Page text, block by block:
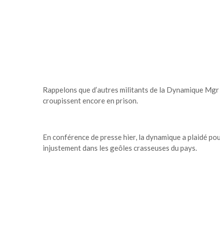
Rappelons que d’autres militants de la Dynamique
croupissent encore en prison.
En conférence de presse hier, la dynamique a plaidé
injustement dans les geôles crasseuses du pays.